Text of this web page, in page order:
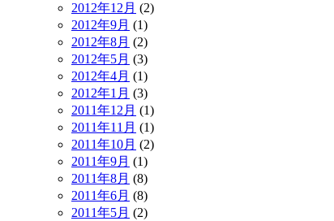
2012年12月 (2)
2012年9月 (1)
2012年8月 (2)
2012年5月 (3)
2012年4月 (1)
2012年1月 (3)
2011年12月 (1)
2011年11月 (1)
2011年10月 (2)
2011年9月 (1)
2011年8月 (8)
2011年6月 (8)
2011年5月 (2)